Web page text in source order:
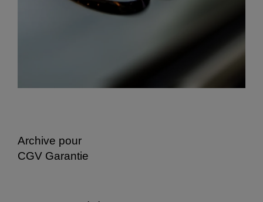
Archive pour
CGV Garantie